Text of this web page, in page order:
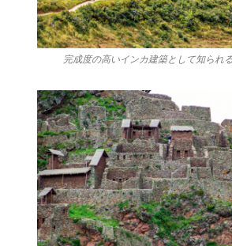
完成度の高いインカ建築として知られ